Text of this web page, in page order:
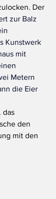
Der
zur Balz
Kunstwerk
mit
Metern
die Eier
das
den
mit den